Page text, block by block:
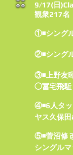
9/17(日
観衆217名
①◾シング
②◾シング
③◾上野友
◯冨宅飛駈
④◾6人タ
ヤス久保
⑤◾菅沼修
シングル